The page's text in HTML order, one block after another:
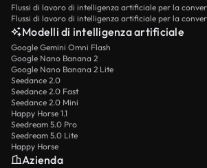
Flussi di lavoro di intelligenza artificiale per la
Modelli di intelligenza artificiale
Google Gemini Omni Flash
Google Nano Banana 2
Google Nano Banana 2 Lite
Seedance 2.0
Seedance 2.0 Fast
Seedance 2.0 Mini
Happy Horse 1.1
Seedream 5.0 Pro
Seedream 5.0 Lite
Happy Horse
Azienda